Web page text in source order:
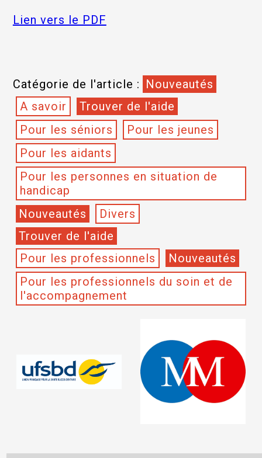
Lien vers le PDF
Catégorie de l'article :
Nouveautés
A savoir
Trouver de l'aide
Pour les séniors
Pour les jeunes
Pour les aidants
Pour les personnes en situation de
handicap
Nouveautés
Divers
Trouver de l'aide
Pour les professionnels
Nouveautés
Pour les professionnels du soin et de
l'accompagnement